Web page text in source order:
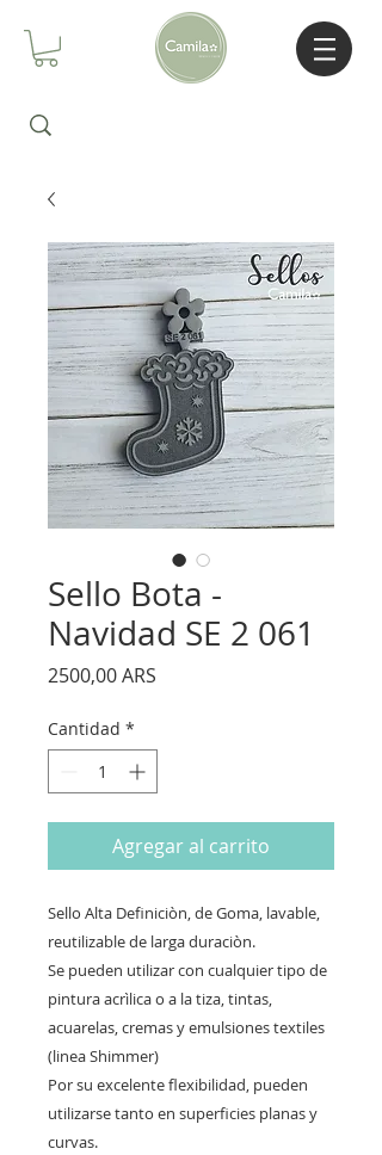
Sello Bota -
Navidad SE 2 061
2500,00 ARS
Cantidad *
Agregar al carrito
Sello Alta Definiciòn, de Goma, lavable,
reutilizable de larga duraciòn.
Se pueden utilizar con cualquier tipo de
pintura acrìlica o a la tiza, tintas,
acuarelas, cremas y emulsiones textiles
(linea Shimmer)
Por su excelente flexibilidad, pueden
utilizarse tanto en superficies planas y
curvas.